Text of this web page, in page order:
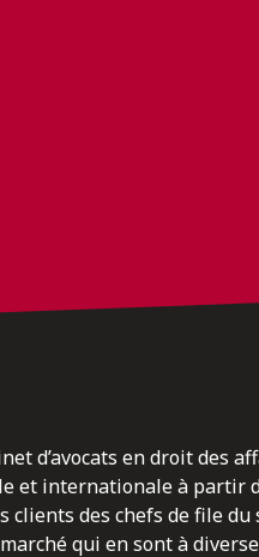
d’avocats en droit des
et internationale à partir
clients des chefs de file
qui en sont à